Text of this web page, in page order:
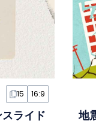
15 16:9
ライド